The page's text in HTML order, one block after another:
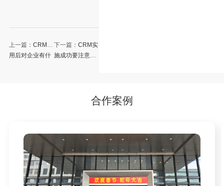
上一篇： CRM使
用后对企业有什
下一篇： CRM实
施成功要注意哪
合作案例